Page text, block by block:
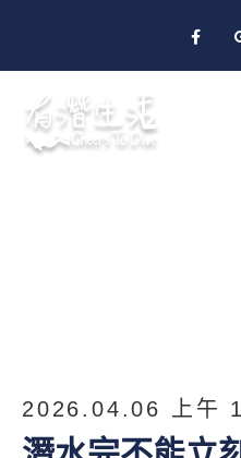
2026.04.06 上午